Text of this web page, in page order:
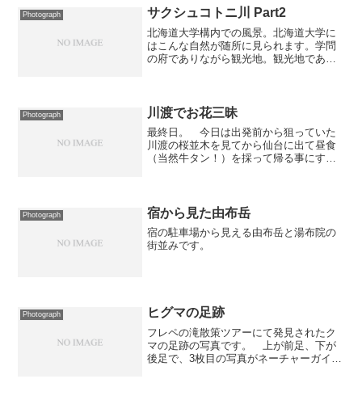
所から農場に放牧されている牛さん達を
パシャリ。北海道大学の中...
Photograph サクシュコトニ川 Part2
北海道大学構内での風景。北海道大学に
はこんな自然が随所に見られます。学問
の府でありながら観光地。観光地であり
Photograph 川渡でお花三昧
最終日。 今日は出発前から狙っていた
川渡の桜並木を見てから仙台に出て昼食
（当然牛タン！）を採って帰る事にす
ると、時間を外してしまっ...
Photograph 宿から見た由布岳
宿の駐車場から見える由布岳と湯布院の
街並みです。
Photograph ヒグマの足跡
フレペの滝散策ツアーにて発見されたク
マの足跡の写真です。 上が前足、下が
後足で、3枚目の写真がネーチャーガイド